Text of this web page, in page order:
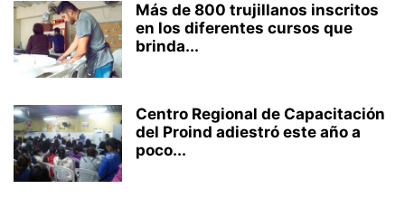
Más de 800 trujillanos inscritos
en los diferentes cursos que
brinda...
Centro Regional de Capacitación
del Proind adiestró este año a
poco...